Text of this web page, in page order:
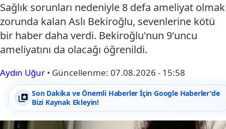
Sağlık sorunları nedeniyle 8 defa ameliyat olmak
zorunda kalan Aslı Bekiroğlu, sevenlerine kötü
bir haber daha verdi. Bekiroğlu'nun 9'uncu
ameliyatını da olacağı öğrenildi.
Aydın Uğur • Güncellenme: 07.08.2026 - 15:58
Son Dakika ve Önemli Haberler İçin Google Haberler'de
Bizi Kaynak Ekleyin!